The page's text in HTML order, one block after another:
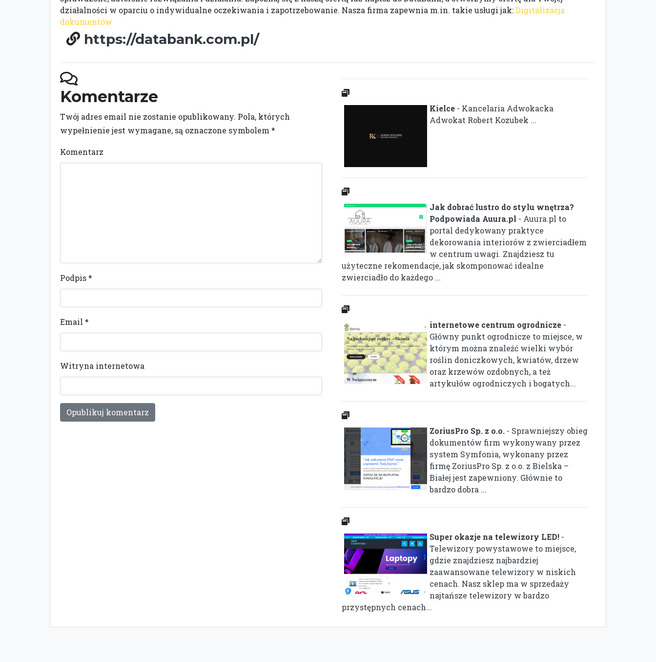
działalności w oparciu o indywidualne oczekiwania i zapotrzebowanie. Nasza firma zapewnia m.in. takie usługi jak:Digitalizacja
dokumentów
https://databank.com.pl/
Komentarze
Twój adres email nie zostanie opublikowany. Pola, których
wypełnienie jest wymagane, są oznaczone symbolem *
Komentarz
Podpis*
Email *
Witryna internetowa
Kielce - Kancelaria Adwokacka
Adwokat Robert Kozubek ...
Jak dobrać lustro do stylu wnętrza?
Podpowiada Auura.pl - Auura.pl to
portal dedykowany praktyce
dekorowania interiorów z zwierciadłem
w centrum uwagi. Znajdziesz tu
użyteczne rekomendacje, jak skomponować idealne
zwierciadło do każdego ...
internetowe centrum ogrodnicze -
Główny punkt ogrodnicze to miejsce, w
którym można znaleźć wielki wybór
roślin doniczkowych, kwiatów, drzew
oraz krzewów ozdobnych, a też
artykułów ogrodniczych i bogatych...
ZoriusPro Sp. z o.o. - Sprawniejszy obieg
dokumentów firm wykonywany przez
system Symfonia, wykonany przez
firmę ZoriusPro Sp. z o.o. z Bielska –
Białej jest zapewniony. Głównie to
bardzo dobra ...
Super okazje na telewizory LED! -
Telewizory powystawowe to miejsce,
gdzie znajdziesz najbardziej
zaawansowane telewizory w niskich
cenach. Nasz sklep ma w sprzedaży
najtańsze telewizory w bardzo
przystępnych cenach...